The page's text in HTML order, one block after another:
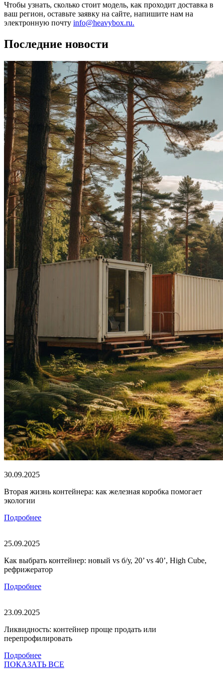
Чтобы узнать, сколько стоит модель, как проходит доставка в
ваш регион, оставьте заявку на сайте, напишите нам на
электронную почту info@heavybox.ru.
Последние новости
30.09.2025
Вторая жизнь контейнера: как железная коробка помогает
экологии
Подробнее
25.09.2025
Как выбрать контейнер: новый vs б/у, 20’ vs 40’, High Cube,
рефрижератор
Подробнее
23.09.2025
Ликвидность: контейнер проще продать или
перепрофилировать
Подробнее
ПОКАЗАТЬ ВСЕ